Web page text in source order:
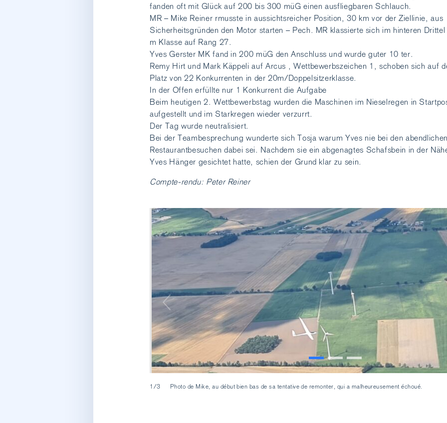
fanden oft mit Glück auf 200 bis 300 müG einen ausfliegbaren Schlauch.
MR – Mike Reiner rmusste in aussichtsreicher Position, 30 km vor der Ziellinie, aus
Sicherheitsgründen den Motor starten – Pech. MR klassierte sich im hinteren
m Klasse auf Rang 27.
Yves Gerster MK fand in 200 müG den Anschluss und wurde guter 10 ter.
Remy Hirt und Mark Käppeli auf Arcus , Wettbewerbszeichen 1, schoben sich auf
Platz von 22 Konkurrenten in der 20m/Doppelsitzerklasse.
In der Offen erfüllte nur 1 Konkurrent die Aufgabe
Beim heutigen 2. Wettbewerbstag wurden die Maschinen im Nieselregen in
aufgestellt und im Starkregen wieder verzurrt.
Der Tag wurde neutralisiert.
Bei der Teambesprechung wunderte sich Tosja warum Yves nie bei den abendlichen
Restaurantbesuchen dabei sei. Nachdem sie ein abgenagtes Schafsbein in der
Yves Hänger gesichtet hatte, schien der Grund klar zu sein.
Compte-rendu: Peter Reiner
1/3 Photo de Mike, au début bien bas de sa tentative de remonter, qui a malheureusement échoué.